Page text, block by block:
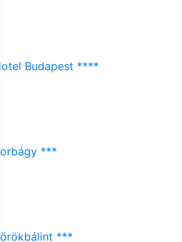
Budapest ****
***
***